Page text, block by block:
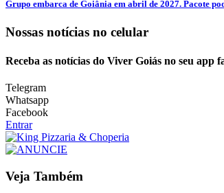
Grupo embarca de Goiânia em abril de 2027. Pacote
Nossas notícias no celular
Receba as notícias do Viver Goiás no seu app
Telegram
Whatsapp
Facebook
Entrar
Veja Também